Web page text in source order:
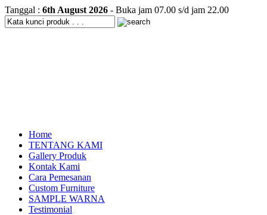
Tanggal : 6th August 2026 - Buka jam 07.00 s/d jam 22.00
Home
TENTANG KAMI
Gallery Produk
Kontak Kami
Cara Pemesanan
Custom Furniture
SAMPLE WARNA
Testimonial